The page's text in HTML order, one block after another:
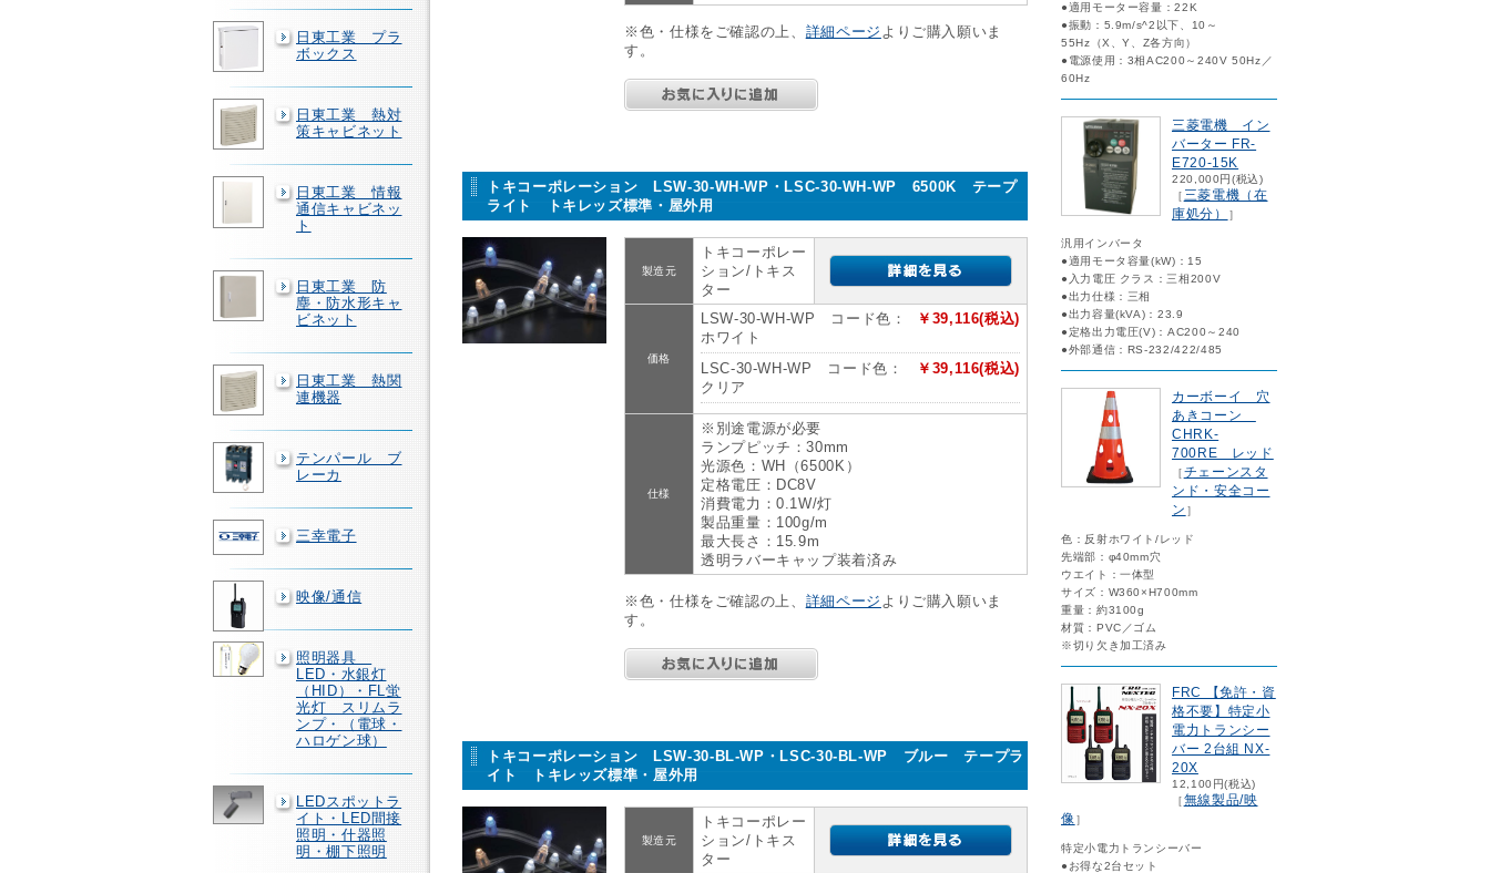
日東工業 プラ
ボックス
日東工業 熱対
策キャビネット
日東工業 情報
通信キャビネッ
ト
日東工業 防
塵・防水形キャ
ビネット
日東工業 熱関
連機器
テンパール ブ
レーカ
三幸電子
映像/通信
照明器具
LED・水銀灯
（HID）・FL蛍
光灯 スリムラ
ンプ・（電球・
ハロゲン球）
LEDスポットラ
イト・LED間接
照明・什器照
明・棚下照明
※色・仕様をご確認の上、 詳細ページ よりご購入願いま
す。
トキコーポレーション LSW-30-WH-WP・LSC-30-WH-WP 6500K テープ
ライト トキレッズ標準・屋外用
製造元
トキコーポレー
ション/トキス
ター
価格
￥39,116(税込)
LSW-30-WH-WP コード色：
ホワイト
￥39,116(税込)
LSC-30-WH-WP コード色：
クリア
仕様
※別途電源が必要
ランプピッチ：30mm
光源色：WH（6500K）
定格電圧：DC8V
消費電力：0.1W/灯
製品重量：100g/m
最大長さ：15.9m
透明ラバーキャップ装着済み
※色・仕様をご確認の上、 詳細ページ よりご購入願いま
す。
トキコーポレーション LSW-30-BL-WP・LSC-30-BL-WP ブルー テープラ
イト トキレッズ標準・屋外用
製造元
トキコーポレー
ション/トキス
ター
●適用モーター容量：22K
●振動：5.9m/s^2以下、10～
55Hz（X、Y、Z各方向）
●電源使用：3相AC200～240V 50Hz／
60Hz
三菱電機 イン
バーター FR-
E720-15K
220,000円(税込)
［三菱電機（在
庫処分）
］
汎用インバータ
●適用モータ容量(kW)：15
●入力電圧 クラス：三相200V
●出力仕様：三相
●出力容量(kVA)：23.9
●定格出力電圧(V)：AC200～240
●外部通信：RS-232/422/485
カーボーイ 穴
あきコーン
CHRK-
700RE レッド
［チェーンスタ
ンド・安全コー
ン ］
色：反射ホワイト/レッド
先端部：φ40mm穴
ウエイト：一体型
サイズ：W360×H700mm
重量：約3100g
材質：PVC／ゴム
※切り欠き加工済み
FRC 【免許・資
格不要】特定小
電力トランシー
バー 2台組 NX-
20X
12,100円(税込)
［無線製品/映
像］
特定小電力トランシーバー
●お得な2台セット